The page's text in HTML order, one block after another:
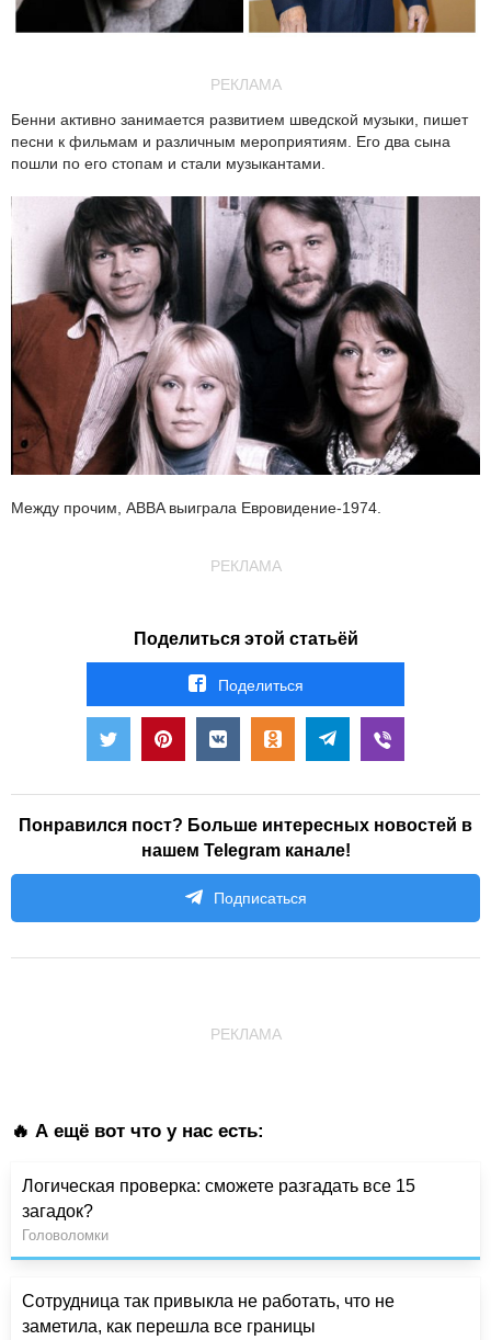
РЕКЛАМА
Бенни активно занимается развитием шведской музыки, пишет
песни к фильмам и различным мероприятиям. Его два сына
пошли по его стопам и стали музыкантами.
Между прочим, АBBA выиграла Евровидение-1974.
РЕКЛАМА
Поделиться этой статьёй
Поделиться
Понравился пост? Больше интересных новостей в
нашем Telegram канале!
Подписаться
РЕКЛАМА
🔥 А ещё вот что у нас есть:
Логическая проверка: сможете разгадать все 15
загадок?
Головоломки
Сотрудница так привыкла не работать, что не
заметила, как перешла все границы